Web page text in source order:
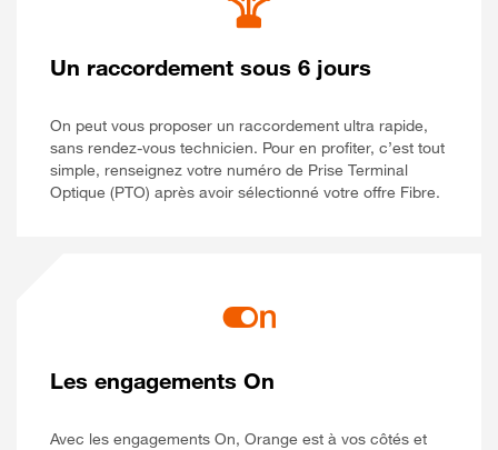
Un raccordement sous 6 jours
On peut vous proposer un raccordement ultra rapide,
sans rendez-vous technicien. Pour en profiter, c’est tout
simple, renseignez votre numéro de Prise Terminal
Optique (PTO) après avoir sélectionné votre offre Fibre.
Les engagements On
Avec les engagements On, Orange est à vos côtés et